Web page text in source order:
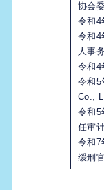
协会
令和4
令和4
人事
令和4
令和5
Co.,
令和
任审
令和7
缓刑